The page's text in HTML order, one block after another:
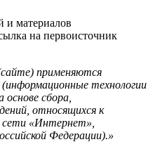
и материалов
на первоисточник
применяются
технологии
сбора,
относящихся к
сети «Интернет»,
Федерации).»